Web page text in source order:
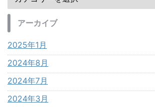
アーカイブ
2025年1月
2024年8月
2024年7月
2024年3月